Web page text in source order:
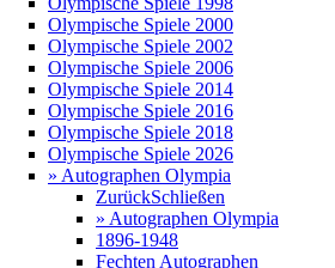
Olympische Spiele 2000
Olympische Spiele 2002
Olympische Spiele 2006
Olympische Spiele 2014
Olympische Spiele 2016
Olympische Spiele 2018
Olympische Spiele 2026
» Autographen Olympia
ZurückSchließen
» Autographen Olympia
1896-1948
Fechten Autographen